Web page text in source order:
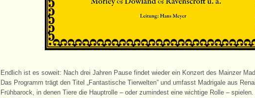
Endlich ist es soweit: Nach drei Jahren Pause findet wieder ein Konzert des Mainzer
Das Programm trägt den Titel „Fantastische Tierwelten” und umfasst Madrigale aus
Frühbarock, in denen Tiere die Hauptrolle – oder zumindest eine wichtige Rolle –